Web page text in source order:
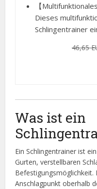
【
Dieses
Schlingentrainer
46,65
Was ist ein
Ein Schlingentrainer ist
Gurten, verstellbaren
Befestigungsmöglichkeit.
Anschlagpunkt oberhalb